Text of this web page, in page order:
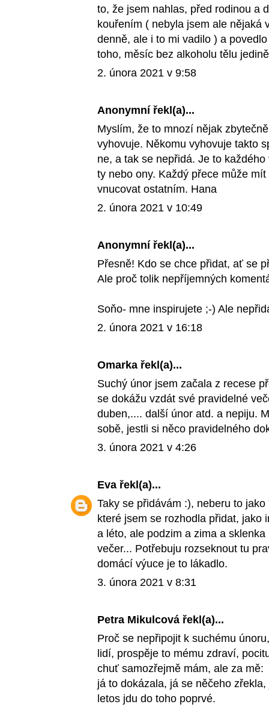
to, že jsem nahlas, před rodinou a
kouřením ( nebyla jsem ale nějaká
denně, ale i to mi vadilo ) a
toho, měsíc bez alkoholu tělu
2. února 2021 v 9:58
Anonymní řekl(a)...
Myslím, že to mnozí nějak
vyhovuje. Někomu vyhovuje takto
ne, a tak se nepřidá. Je to
ty nebo ony. Každý přece může
vnucovat ostatním. Hana
2. února 2021 v 10:49
Anonymní řekl(a)...
Přesně! Kdo se chce přidat, ať se
Ale proč tolik nepříjemných
Soňo- mne inspirujete ;-) Ale
2. února 2021 v 16:18
Omarka řekl(a)...
Suchý únor jsem začala z recese
se dokážu vzdát své pravidelné
duben,.... další únor atd. a nepiju.
sobě, jestli si něco pravidelného
3. února 2021 v 4:26
Eva řekl(a)...
Taky se přidávám :), neberu to
které jsem se rozhodla přidat, jako
a léto, ale podzim a zima a
večer... Potřebuju rozseknout tu
domácí výuce je to lákadlo.
3. února 2021 v 8:31
Petra Mikulcová řekl(a)...
Proč se nepřipojit k suchému
lidí, prospěje to mému zdraví,
chuť samozřejmě mám, ale za mě:
já to dokázala, já se něčeho
letos jdu do toho poprvé.